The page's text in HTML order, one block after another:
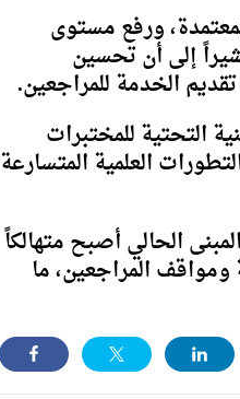
ورفع مستوى
إلى أن تحسين
الخدمة للمراجعين.
التحتية للمختبرات
العلمية المتسارعة
الحالي أصبح متهالكاً
المراجعين، ما